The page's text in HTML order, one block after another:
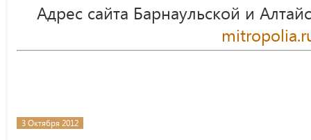
Адрес сайта Барнаульской и
3 Октября 2012